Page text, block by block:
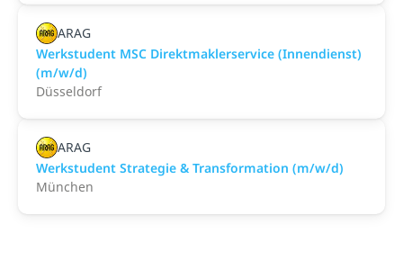
ARAG
Werkstudent MSC Direktmaklerservice (Innendienst)
(m/w/d)
Düsseldorf
ARAG
Werkstudent Strategie & Transformation (m/w/d)
München